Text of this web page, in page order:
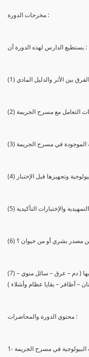
مخرجات الدورة :
يستطيع الدارس لهذه الدورة أن :
بين الأثر والدليل المادي
التعامل مع مسرح الجريمة
الموجودة في مسرح الجريمة
وتجهيزها قبل الإختبار
والإختبارات التأكيدية
من مصدر بشري أو من حيوان ؟
(7) إجراء الإختبارات علي العينة البيولوجية لتحديد صاحبها ( دم – عرق – سائل منوي –
– أظافر – بقايا عظام وأشلاء )
محتوي الدورة والمحاضرات :
البيولوجية في مسرح الجريمة